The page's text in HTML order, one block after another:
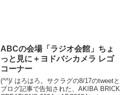
ABCの会場「ラジオ会館」ちょ
っと見に＋ヨドバシカメラ レゴ
コーナー
(^^)/ はろはろ。サクラグの8/17のtweetと
ブログ記事で告知された、AKIBA BRICK